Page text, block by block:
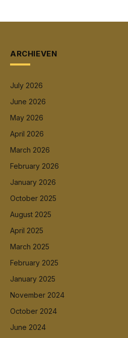
ARCHIEVEN
July 2026
June 2026
May 2026
April 2026
March 2026
February 2026
January 2026
October 2025
August 2025
April 2025
March 2025
February 2025
January 2025
November 2024
October 2024
June 2024